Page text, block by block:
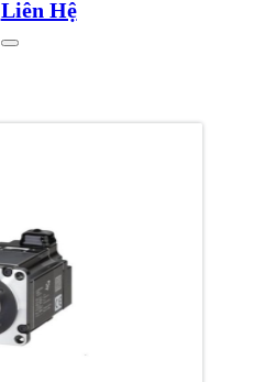
Liên Hệ